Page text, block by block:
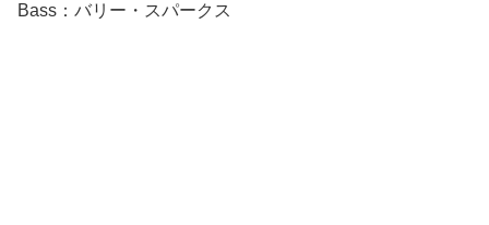
Bass：バリー・スパークス